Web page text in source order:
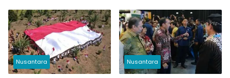
Orang
Nusantara Nusantara